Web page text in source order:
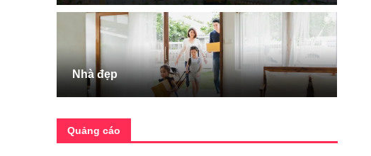
Nhà đẹp
Quảng cáo